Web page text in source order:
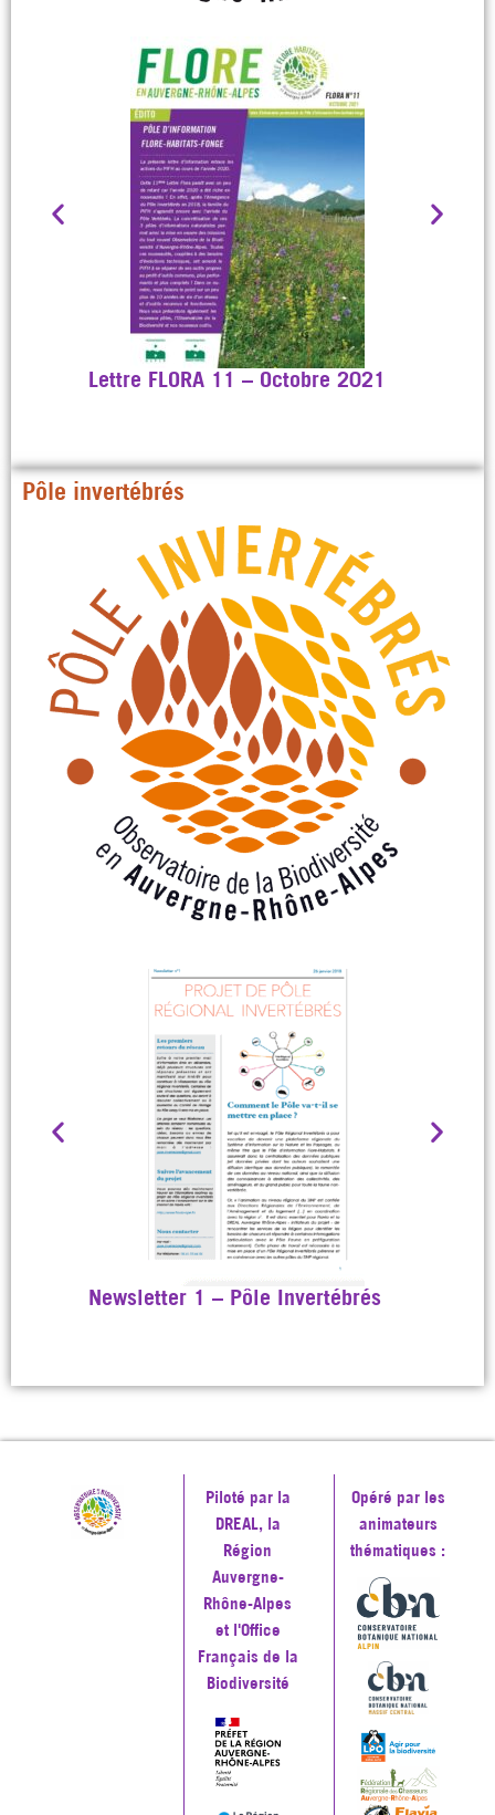
Lettre FLORA 11 – Octobre 2021
Pôle invertébrés
Newsletter 1 – Pôle Invertébrés
Piloté par la
DREAL, la
Région
Auvergne-
Rhône-Alpes
et l'Office
Français de la
Biodiversité
Opéré par les
animateurs
thématiques :